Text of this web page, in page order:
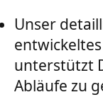
Unser
unterstützt
Abläufe zu